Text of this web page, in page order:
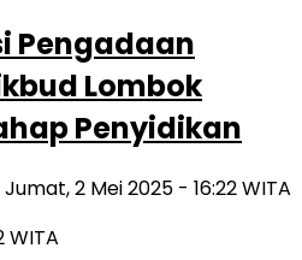
Pengadaan
Lombok
Penyidikan
Jumat, 2 Mei 2025 - 16:22 WITA
WITA